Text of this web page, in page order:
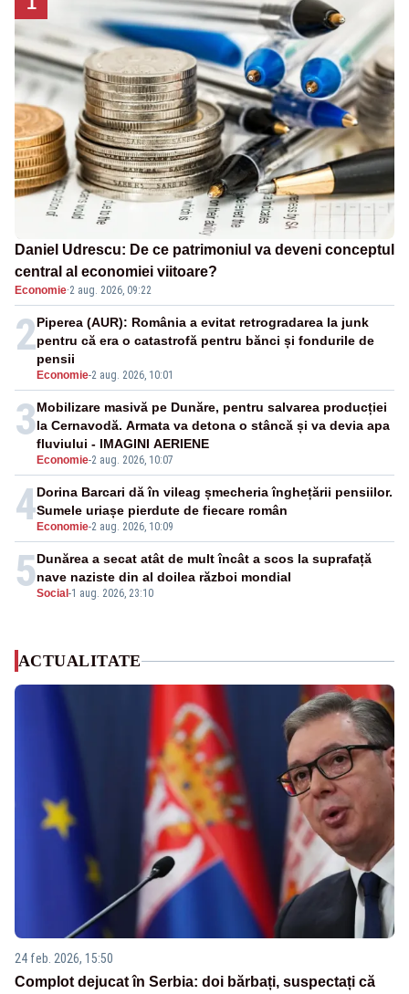
Daniel Udrescu: De ce patrimoniul va deveni conceptul
central al economiei viitoare?
Economie·2 aug. 2026, 09:22
2
Economie-2 aug. 2026, 10:01
Piperea (AUR): România a evitat retrogradarea la junk
pentru că era o catastrofă pentru bănci și fondurile de
pensii
3
Economie-2 aug. 2026, 10:07
Mobilizare masivă pe Dunăre, pentru salvarea producției
la Cernavodă. Armata va detona o stâncă și va devia apa
fluviului - IMAGINI AERIENE
4 Economie-2 aug. 2026, 10:09
Dorina Barcari dă în vileag șmecheria înghețării pensiilor.
Sumele uriașe pierdute de fiecare român
5Social -1 aug. 2026, 23:10
Dunărea a secat atât de mult încât a scos la suprafață
nave naziste din al doilea război mondial
ACTUALITATE
24 feb. 2026, 15:50
Complot dejucat în Serbia: doi bărbați, suspectați că